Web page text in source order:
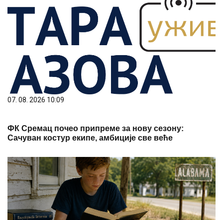
07. 08. 2026 10:09
ФК Сремац почео припреме за нову сезону:
Сачуван костур екипе, амбиције све веће